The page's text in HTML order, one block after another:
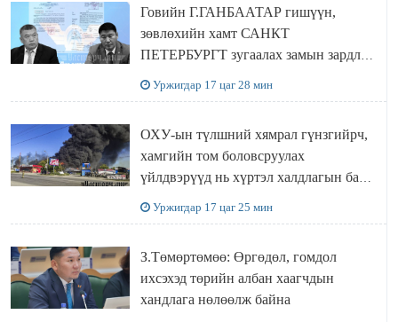
Говийн Г.ГАНБААТАР гишүүн,
зөвлөхийн хамт САНКТ
ПЕТЕРБУРГТ зугаалах замын зардлаа
Уржигдар 17 цаг 28 мин
ОХУ-ын түлшний хямрал гүнзгийрч,
хамгийн том боловсруулах
үйлдвэрүүд нь хүртэл халдлагын бай
Уржигдар 17 цаг 25 мин
З.Төмөртөмөө: Өргөдөл, гомдол
ихсэхэд төрийн албан хаагчдын
хандлага нөлөөлж байна